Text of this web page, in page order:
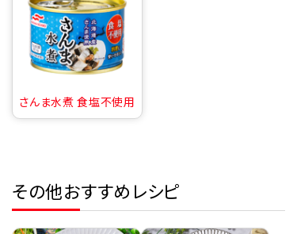
さんま水煮 食塩不使用
その他おすすめレシピ